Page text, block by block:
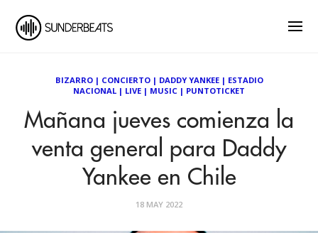
BIZARRO| CONCIERTO| DADDY YANKEE| ESTADIO
NACIONAL | LIVE | MUSIC | PUNTOTICKET
Mañana jueves comienza la
venta general para Daddy
Yankee en Chile
18 MAY 2022